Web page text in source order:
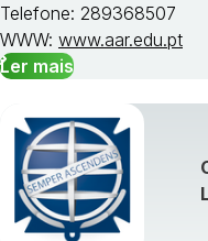
Telefone: 289368507
WWW: www.aar.edu.pt
Ler mais